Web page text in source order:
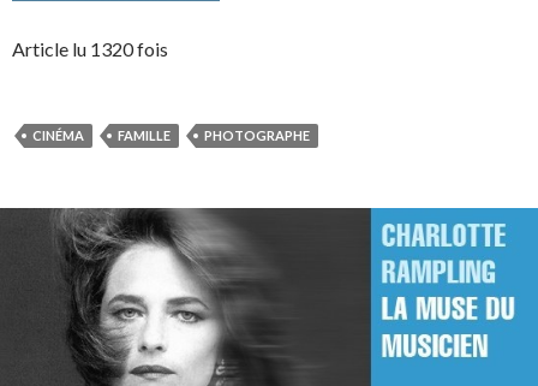
Article lu 1320 fois
CINÉMA FAMILLE PHOTOGRAPHE